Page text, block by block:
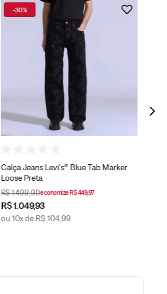
-30%
Calça Jeans Levi's® Blue Tab Marker
Loose Preta
R$ 1.499,90economizeR$449,97
R$1.049,93
ou10x deR$ 104,99